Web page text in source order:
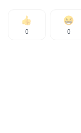
0 0